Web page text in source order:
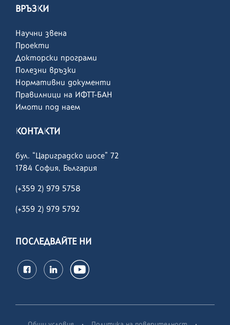
ВРЪЗКИ
Научни звена
Проекти
Докторски програми
Полезни връзки
Нормативни документи
Правилници на ИФТТ-БАН
Имоти под наем
КОНТАКТИ
бул. “Цариградско шосе” 72
1784 София, България
(+359 2) 979 5758
(+359 2) 979 5792
ПОСЛЕДВАЙТЕ НИ